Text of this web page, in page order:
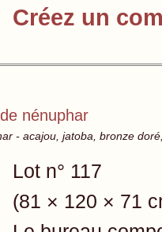
Créez un
nénuphar
- acajou, jatoba, bronze
Lot n° 117
(81 × 120 × 71